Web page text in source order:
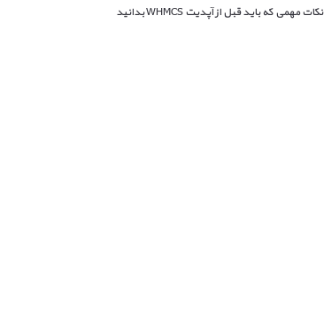
نکات مهمی که باید قبل از آپدیت WHMCS بدانید